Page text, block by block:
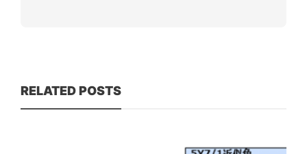
RELATED POSTS